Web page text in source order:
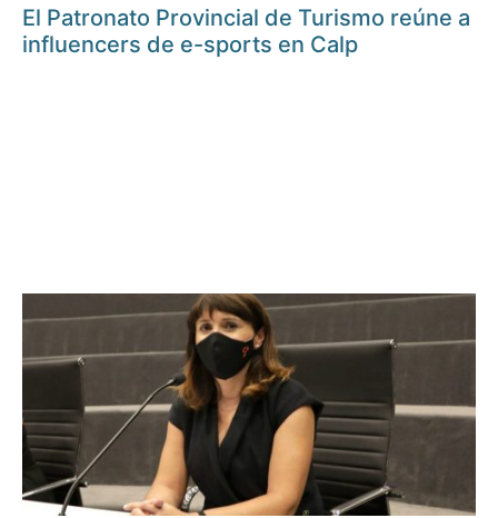
El Patronato Provincial de Turismo reúne a
influencers de e-sports en Calp